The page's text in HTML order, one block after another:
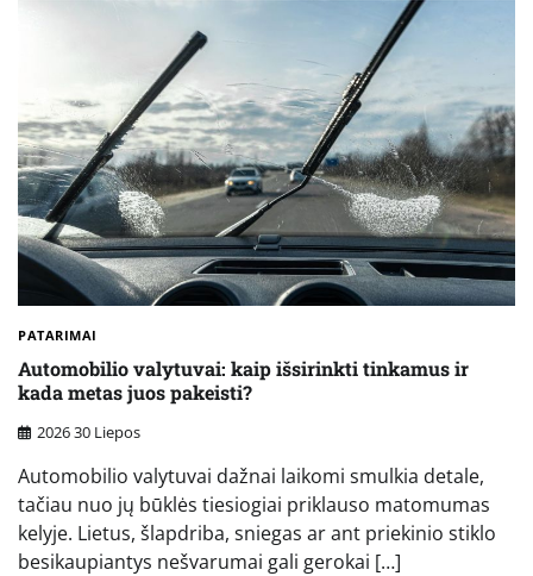
PATARIMAI
Automobilio valytuvai: kaip išsirinkti tinkamus ir
kada metas juos pakeisti?
2026 30 Liepos
Automobilio valytuvai dažnai laikomi smulkia detale,
tačiau nuo jų būklės tiesiogiai priklauso matomumas
kelyje. Lietus, šlapdriba, sniegas ar ant priekinio stiklo
besikaupiantys nešvarumai gali gerokai […]